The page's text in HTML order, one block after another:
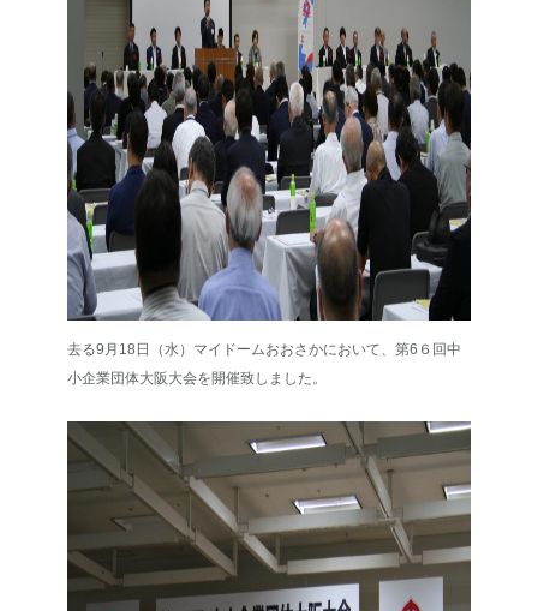
去る9月18日（水）マイドームおおさかにおいて、第6６回中
小企業団体大阪大会を開催致しました。